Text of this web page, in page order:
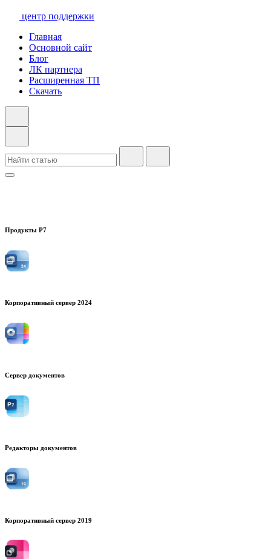
центр поддержки
Главная
Основной сайт
Блог
ЛК партнера
Расширенная ТП
Скачать
Продукты Р7
Корпоративный сервер 2024
Сервер документов
Редакторы документов
Корпоративный сервер 2019